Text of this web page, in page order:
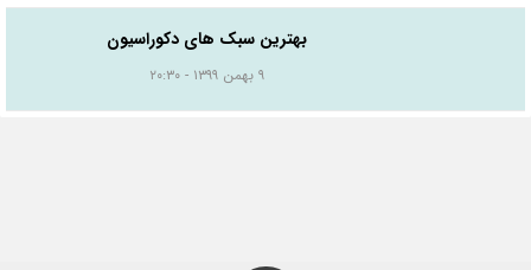
بهترین سبک های دکوراسیون